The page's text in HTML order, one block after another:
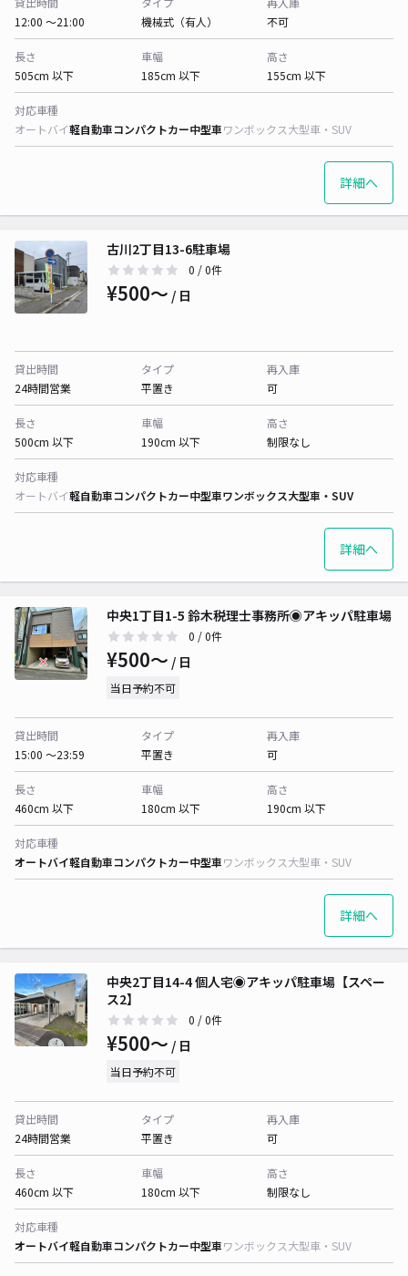
12:00 〜21:00
機械式（有人）
不可
長さ
505cm 以下
車幅
185cm 以下
高さ
155cm 以下
対応車種
オートバイ軽自動車コンパクトカー中型車ワンボックス大型車・SUV
詳細へ
古川2丁目13-6駐車場
0 / 0件
¥500〜 / 日
貸出時間
24時間営業
タイプ
平置き
再入庫
可
長さ
500cm 以下
車幅
190cm 以下
高さ
制限なし
対応車種
オートバイ軽自動車コンパクトカー中型車ワンボックス大型車・SUV
詳細へ
中央1丁目1-5 鈴木税理士事務所◉アキッパ駐車場
0 / 0件
¥500〜 / 日
当日予約不可
貸出時間
15:00 〜23:59
タイプ
平置き
再入庫
可
長さ
460cm 以下
車幅
180cm 以下
高さ
190cm 以下
対応車種
オートバイ軽自動車コンパクトカー中型車ワンボックス大型車・SUV
詳細へ
中央2丁目14-4 個人宅◉アキッパ駐車場【スペー
ス2】
0 / 0件
¥500〜 / 日
当日予約不可
貸出時間
24時間営業
タイプ
平置き
再入庫
可
長さ
460cm 以下
車幅
180cm 以下
高さ
制限なし
対応車種
オートバイ軽自動車コンパクトカー中型車ワンボックス大型車・SUV